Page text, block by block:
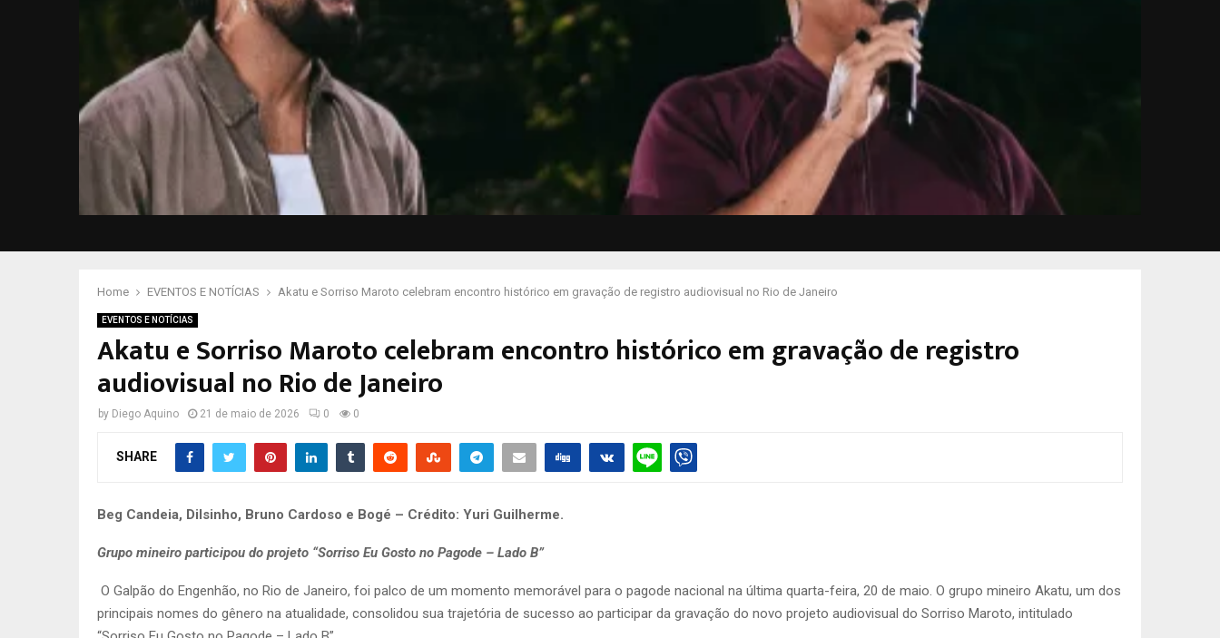
Home EVENTOS E NOTÍCIAS Akatu e Sorriso Maroto celebram encontro histórico em gravação de registro audiovisual no Rio de Janeiro
EVENTOS E NOTÍCIAS
Akatu e Sorriso Maroto celebram encontro histórico em gravação de registro
audiovisual no Rio de Janeiro
by Diego Aquino 21 de maio de 2026 0 0
SHARE
Beg Candeia, Dilsinho, Bruno Cardoso e Bogé – Crédito: Yuri Guilherme.
Grupo mineiro participou do projeto “Sorriso Eu Gosto no Pagode – Lado B”
O Galpão do Engenhão, no Rio de Janeiro, foi palco de um momento memorável para o pagode nacional na última quarta-feira, 20 de maio. O grupo mineiro Akatu, um dos
principais nomes do gênero na atualidade, consolidou sua trajetória de sucesso ao participar da gravação do novo projeto audiovisual do Sorriso Maroto, intitulado